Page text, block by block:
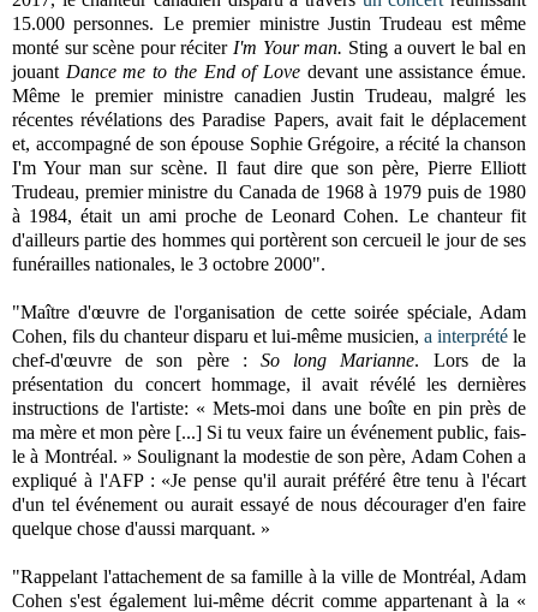
15.000 personnes. Le premier ministre Justin Trudeau est même
monté sur scène pour réciter I'm Your man. Sting a ouvert le bal en
jouant Dance me to the End of Love devant une assistance émue.
Même le premier ministre canadien Justin Trudeau, malgré les
récentes révélations des Paradise Papers, avait fait le déplacement
et, accompagné de son épouse Sophie Grégoire, a récité la chanson
I'm Your man sur scène. Il faut dire que son père, Pierre Elliott
Trudeau, premier ministre du Canada de 1968 à 1979 puis de 1980
à 1984, était un ami proche de Leonard Cohen. Le chanteur fit
d'ailleurs partie des hommes qui portèrent son cercueil le jour de ses
funérailles nationales, le 3 octobre 2000".
"Maître d'œuvre de l'organisation de cette soirée spéciale, Adam
Cohen, fils du chanteur disparu et lui-même musicien, a interprété le
chef-d'œuvre de son père : So long Marianne. Lors de la
présentation du concert hommage, il avait révélé les dernières
instructions de l'artiste: « Mets-moi dans une boîte en pin près de
ma mère et mon père [...] Si tu veux faire un événement public, fais-
le à Montréal. » Soulignant la modestie de son père, Adam Cohen a
expliqué à l'AFP : «Je pense qu'il aurait préféré être tenu à l'écart
d'un tel événement ou aurait essayé de nous décourager d'en faire
quelque chose d'aussi marquant. »
"Rappelant l'attachement de sa famille à la ville de Montréal, Adam
Cohen s'est également lui-même décrit comme appartenant à la «